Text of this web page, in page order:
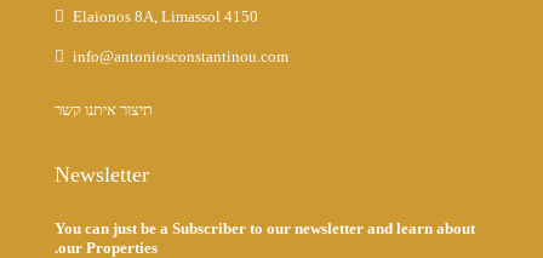
Elaionos 8A, Limassol 4150
info@antoniosconstantinou.com
תיצור איתנו קשר
Newsletter
You can just be a Subscriber to our newsletter and learn about
our Properties.